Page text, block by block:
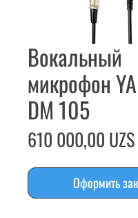
Вокальный
микрофон
DM 105
610 000,00 UZS
Оформить